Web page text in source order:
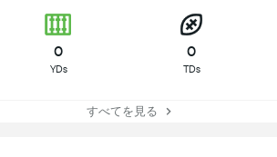
0
YDs
0
TDs
すべてを見る